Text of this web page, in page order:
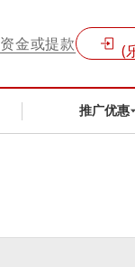
金或提款 (
推广优惠